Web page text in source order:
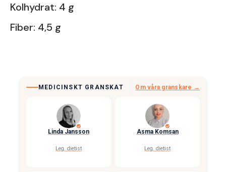
Kolhydrat: 4 g
Fiber: 4,5 g
MEDICINSKT GRANSKAT Om våra granskare →
Linda Jansson
Leg. dietist
Asma Komsan
Leg. dietist